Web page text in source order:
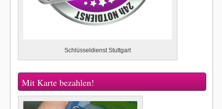
Schlüsseldienst Stuttgart
Mit Karte bezahlen!